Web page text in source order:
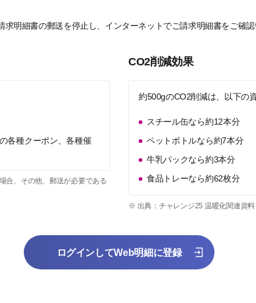
明細書の郵送を停止し、インターネットでご請求明細書をご確
各種クーポン、各種催
合、その他、郵送が必要である
CO2削減効果
約500gのCO2削減は、以下の
スチール缶なら約12本分
ペットボトルなら約7本分
牛乳パックなら約3本分
食品トレーなら約62枚分
※ 出典：チャレンジ25 温暖化関連資
ログインしてWeb明細に登録